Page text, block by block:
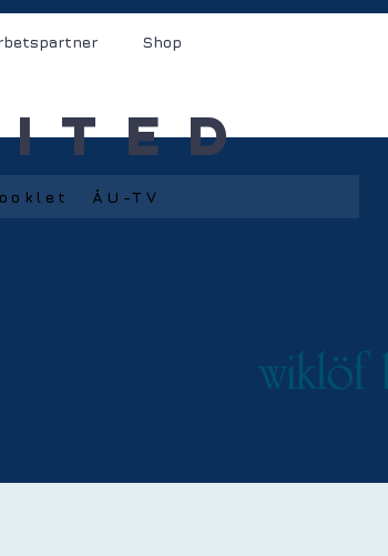
Shop
ÅU-TV